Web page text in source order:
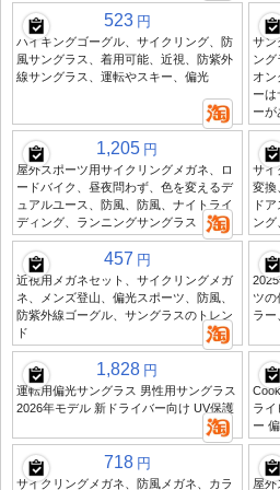
523 円
ハイキングゴーグル、サイクリング、防
風サングラス、着用可能、近視、防紫外
線サングラス、運転やスキー、偏光
サン
ング
オン
ーは
ーが
1,205 円
屋外スポーツ用サイクリングメガネ、ロ
ードバイク、昼夜問わず、色を変えるデ
ュアルユース、防風、防風、ナイトライ
ディング、ランニングサングラス
サイ
変換
ド
ング
457 円
近視用メガネセット、サイクリングメガ
ネ、メンズ登山、偏光スポーツ、防風、
防紫外線ゴーグル、サングラスのトレン
ド
ツの
ラー
1,828 円
運転用偏光サングラス 男性用サングラス
2026年モデル 新ドライバー向け UV保護
ライ
ー
718 円
サイクリングメガネ、防風メガネ、カラ
屋外